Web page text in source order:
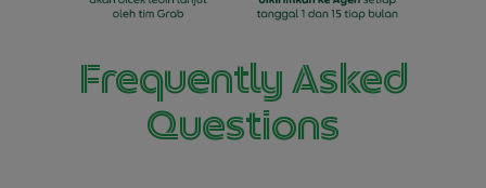
Frequently Asked
Questions